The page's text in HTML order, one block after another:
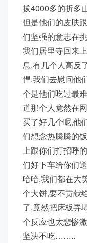
拔4000多的折多
但是他们的皮肤
们坚强的意志在
我们居里寺回来
息,有几个人高反
悍.我们去慰问他
个是他们吃过最
道那个人竟然在
买了好几个呢,他
们想念热腾腾的
上跟你们打招呼
们好下车给你们
哈哈,我们都在大
个大饼,要不贡献
了,竟然把床板弄
个反应也太悲惨
坚决不吃……..